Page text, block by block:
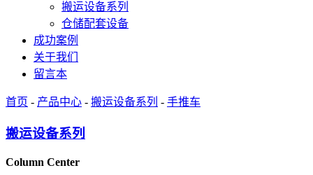
搬运设备系列
仓储配套设备
成功案例
关于我们
留言本
首页 - 产品中心 - 搬运设备系列 - 手推车
搬运设备系列
Column Center